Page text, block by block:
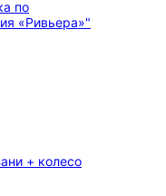
+ колесо